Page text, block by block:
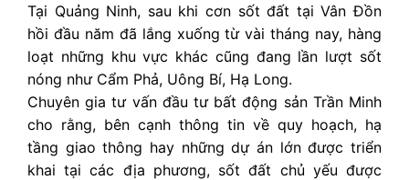
Tại Quảng Ninh, sau khi cơn sốt đất tại Vân Đồn
hồi đầu năm đã lắng xuống từ vài tháng nay, hàng
loạt những khu vực khác cũng đang lần lượt sốt
nóng như Cẩm Phả, Uông Bí, Hạ Long.
Chuyên gia tư vấn đầu tư bất động sản Trần Minh
cho rằng, bên cạnh thông tin về quy hoạch, hạ
tầng giao thông hay những dự án lớn được triển
khai tại các địa phương, sốt đất chủ yếu được